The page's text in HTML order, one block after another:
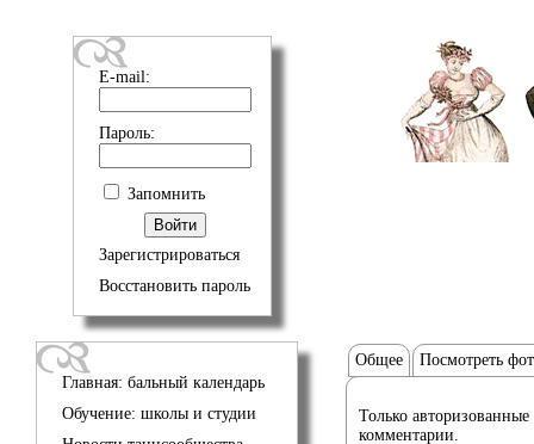
E-mail:
Пароль:
Запомнить
Зарегистрироваться
Восстановить пароль
Главная: бальный календарь
Обучение: школы и студии
Общее Посмотреть
Только авторизованные
комментарии.